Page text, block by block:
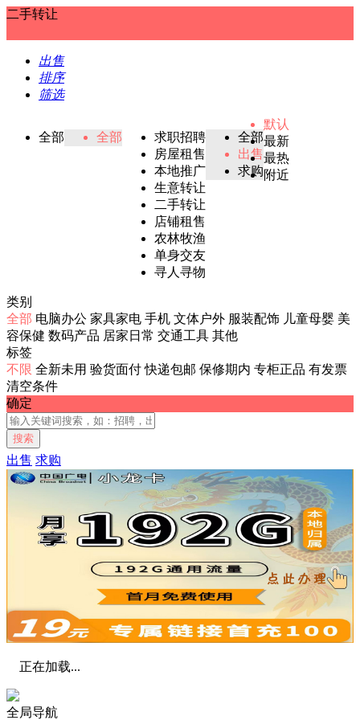
二手转让
出售
排序
筛选
全部 全部
求职招聘
房屋租售
本地推广
生意转让
二手转让
店铺租售
农林牧渔
单身交友
寻人寻物
全部
出售
求购
默认
最新
最热
附近
类别
全部 电脑办公 家具家电 手机 文体户外 服装配饰 儿童母婴 美
容保健 数码产品 居家日常 交通工具 其他
标签
不限 全新未用 验货面付 快递包邮 保修期内 专柜正品 有发票
清空条件
确定
搜索
出售 求购
正在加载...
全局导航